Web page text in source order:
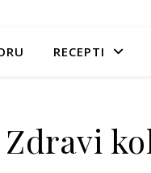
RECEPTI
Zdravi